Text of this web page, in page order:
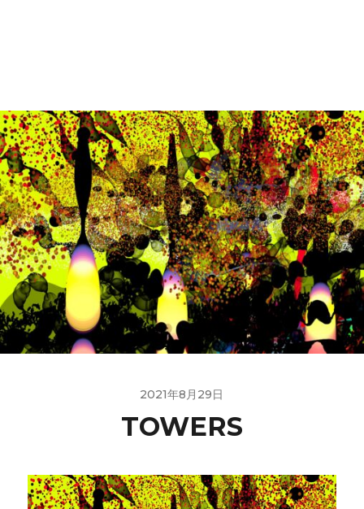
2021年8月29日
TOWERS